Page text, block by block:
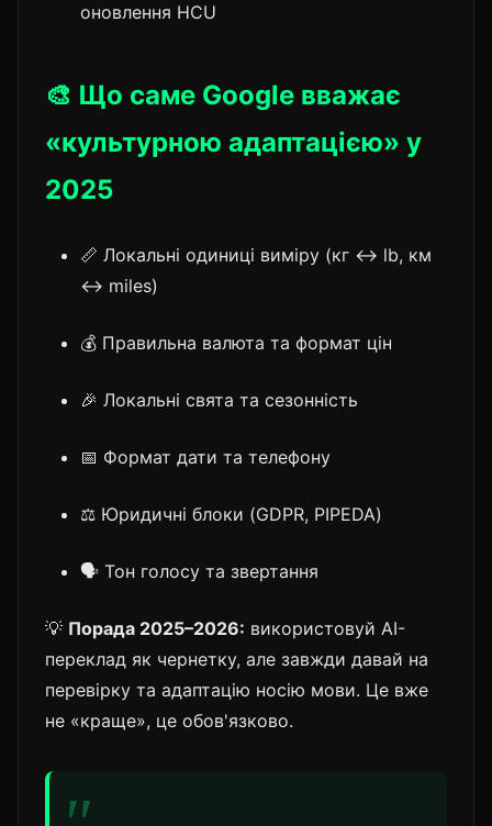
оновлення HCU
🎨 Що саме Google вважає
«культурною адаптацією» у
2025
📏 Локальні одиниці виміру (кг ↔ lb, км
↔ miles)
💰 Правильна валюта та формат цін
🎉 Локальні свята та сезонність
📅 Формат дати та телефону
⚖️ Юридичні блоки (GDPR, PIPEDA)
🗣️ Тон голосу та звертання
💡 Порада 2025–2026: використовуй AI-
переклад як чернетку, але завжди давай на
перевірку та адаптацію носію мови. Це вже
не «краще», це обов'язково.